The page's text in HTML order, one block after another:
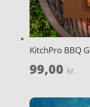
KitchPro BBQ
99,00 kr.